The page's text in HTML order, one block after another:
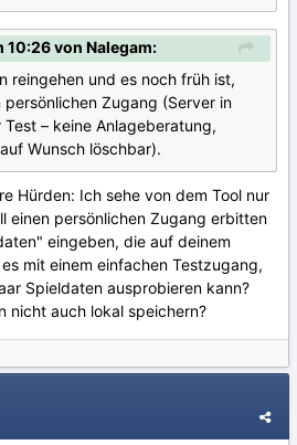
10:26 von Nalegam:
reingehen und es noch früh ist,
Zugang (Server in
– keine Anlageberatung,
Wunsch löschbar).
Hürden: Ich sehe von dem Tool nur
einen persönlichen Zugang erbitten
eingeben, die auf deinem
mit einem einfachen Testzugang,
Spieldaten ausprobieren kann?
nicht auch lokal speichern?